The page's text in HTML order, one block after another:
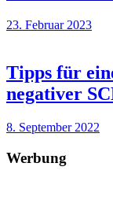
23. Februar 2023
Tipps für
negativer
8. September 2022
Werbung